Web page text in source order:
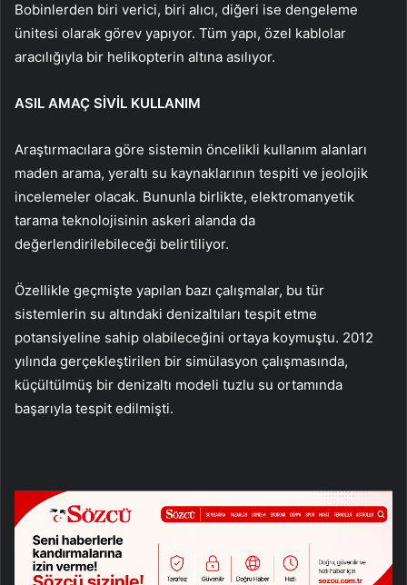
Bobinlerden biri verici, biri alıcı, diğeri ise dengeleme
ünitesi olarak görev yapıyor. Tüm yapı, özel kablolar
aracılığıyla bir helikopterin altına asılıyor.
ASIL AMAÇ SİVİL KULLANIM
Araştırmacılara göre sistemin öncelikli kullanım alanları
maden arama, yeraltı su kaynaklarının tespiti ve jeolojik
incelemeler olacak. Bununla birlikte, elektromanyetik
tarama teknolojisinin askeri alanda da
değerlendirilebileceği belirtiliyor.
Özellikle geçmişte yapılan bazı çalışmalar, bu tür
sistemlerin su altındaki denizaltıları tespit etme
potansiyeline sahip olabileceğini ortaya koymuştu. 2012
yılında gerçekleştirilen bir simülasyon çalışmasında,
küçültülmüş bir denizaltı modeli tuzlu su ortamında
başarıyla tespit edilmişti.